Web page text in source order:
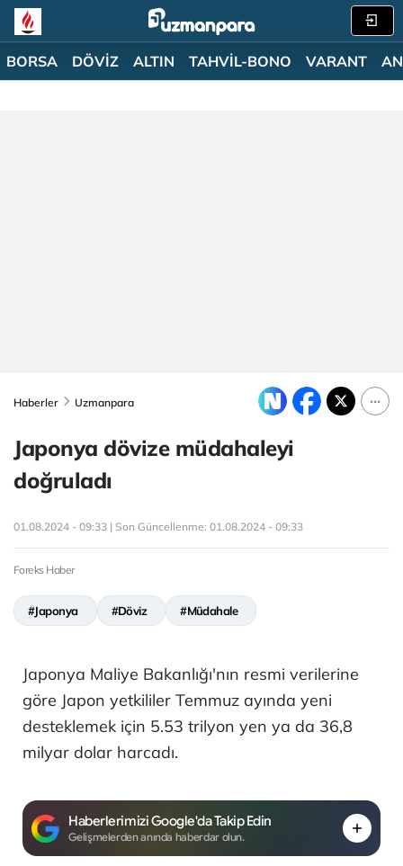
BORSA DÖVİZ ALTIN TAHVİL-BONO VARANT
Haberler Uzmanpara
Japonya dövize müdahaleyi
doğruladı
01.08.2024 - 09:33 | Son Güncellenme: 01.08.2024 - 09:33
Foreks Haber
#Japonya #Döviz #Müdahale
Japonya Maliye Bakanlığı'nın resmi verilerine
göre Japon yetkililer Temmuz ayında yeni
desteklemek için 5.53 trilyon yen ya da 36,8
milyar dolar harcadı.
Haberlerimizi Google'da Takip Edin
Gelişmelerden anında haberdar olun.